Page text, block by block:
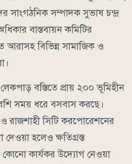
সাংগঠনিক সম্পাদক সুভাষ চন্দ্র
বাস্তবায়ন কমিটির
বিভিন্ন সামাজিক ও
বস্তিতে প্রায় ২০০ ভূমিহীন
সময় ধরে বসবাস করছে।
রাজশাহী সিটি করপোরেশনের
হলেও ক্ষতিগ্রস্ত
কোনো কার্যকর উদ্যোগ নেওয়া